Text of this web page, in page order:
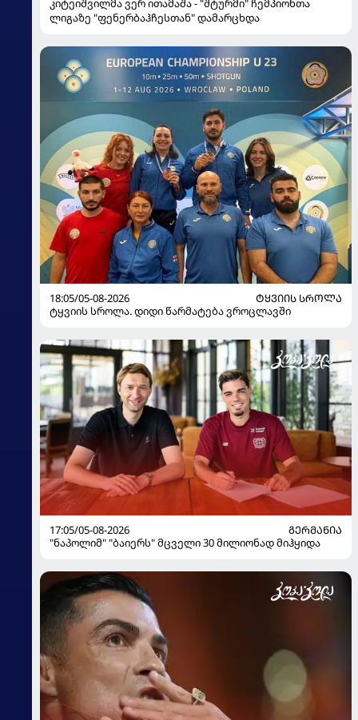
კიტეიშვილმა ვერ ითამაშა - "შტურმი" ჩემპიონთა
ლიგაზე "ფენერბაჰჩესთან" დამარცხდა
18:05/05-08-2026
ᲢᲧᲕᲘᲘᲡ ᲡᲠᲝᲚᲐ
ტყვიის სროლა. დიდი წარმატება ვროცლავში
17:05/05-08-2026
ᲒᲔᲠᲛᲐᲜᲘᲐ
"ნაპოლიმ" "ბაიერს" მცველი 30 მილიონად მიჰყიდა